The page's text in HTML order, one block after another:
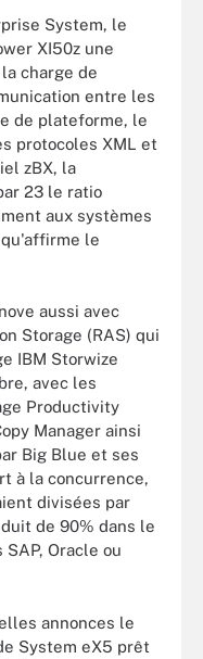
System, le
XI50z une
charge de
entre les
de plateforme, le
protocoles XML et
zBX, la
23 le ratio
aux systèmes
le
aussi avec
Storage (RAS) qui
IBM Storwize
avec les
Productivity
Manager ainsi
Big Blue et ses
à la concurrence,
divisées par
de 90% dans le
Oracle ou
annonces le
System eX5 prêt